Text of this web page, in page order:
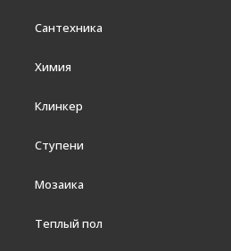
Сантехника
Химия
Клинкер
Ступени
Мозаика
Теплый пол